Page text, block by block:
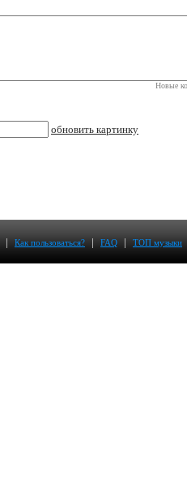
Новые
обновить картинку
| Как пользоваться? | FAQ | ТОП музыки